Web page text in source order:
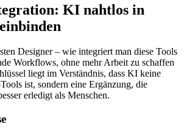
KI nahtlos in
Designer – wie integriert man diese Tools
Workflows, ohne mehr Arbeit zu schaffen
liegt im Verständnis, dass KI keine
ist, sondern eine Ergänzung, die
erledigt als Menschen.